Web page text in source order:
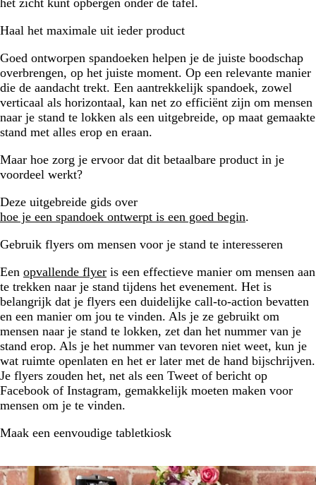
het zicht kunt opbergen onder de tafel.
Haal het maximale uit ieder product
Goed ontworpen spandoeken helpen je de juiste boodschap
overbrengen, op het juiste moment. Op een relevante manier
die de aandacht trekt. Een aantrekkelijk spandoek, zowel
verticaal als horizontaal, kan net zo efficiënt zijn om mensen
naar je stand te lokken als een uitgebreide, op maat gemaakte
stand met alles erop en eraan.
Maar hoe zorg je ervoor dat dit betaalbare product in je
voordeel werkt?
Deze uitgebreide gids over
hoe je een spandoek ontwerpt is een goed begin.
Gebruik flyers om mensen voor je stand te interesseren
Een opvallende flyer is een effectieve manier om mensen aan
te trekken naar je stand tijdens het evenement. Het is
belangrijk dat je flyers een duidelijke call-to-action bevatten
en een manier om jou te vinden. Als je ze gebruikt om
mensen naar je stand te lokken, zet dan het nummer van je
stand erop. Als je het nummer van tevoren niet weet, kun je
wat ruimte openlaten en het er later met de hand bijschrijven.
Je flyers zouden het, net als een Tweet of bericht op
Facebook of Instagram, gemakkelijk moeten maken voor
mensen om je te vinden.
Maak een eenvoudige tabletkiosk